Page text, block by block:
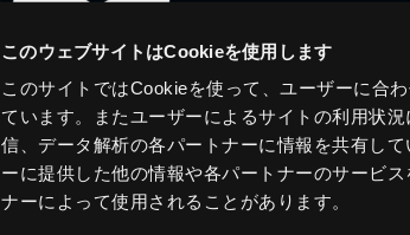
このウェブサイトはCookieを使用します
このサイトではCookieを使って、ユーザーに合
ています。またユーザーによるサイトの利用状
信、データ解析の各パートナーに情報を共有し
ーに提供した他の情報や各パートナーのサービ
ナーによって使用されることがあります。